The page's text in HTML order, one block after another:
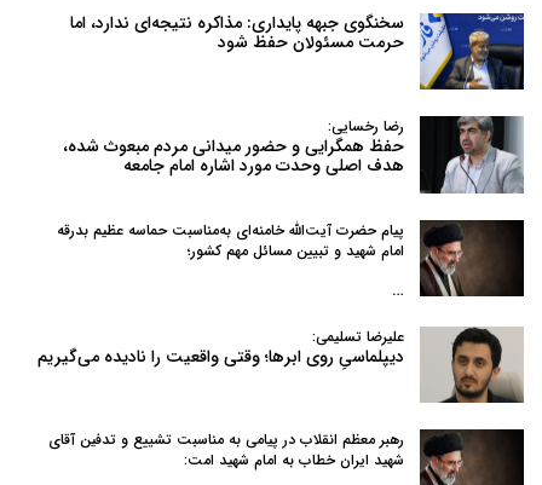
سخنگوی جبهه پایداری: مذاکره نتیجه‌ای ندارد، اما
حرمت مسئولان حفظ شود
رضا رخسایی:
حفظ همگرایی و حضور میدانی مردم مبعوث شده،
هدف اصلی وحدت مورد اشاره امام جامعه
پیام حضرت آیت‌الله خامنه‌ای به‌مناسبت حماسه عظیم بدرقه
امام شهید و تبیین مسائل مهم کشور؛
…
علیرضا تسلیمی:
دیپلماسیِ روی ابرها؛ وقتی واقعیت را نادیده می‌گیریم
رهبر معظم انقلاب در پیامی به‌ مناسبت تشییع و تدفین آقای
شهید ایران خطاب به امام شهید امت: